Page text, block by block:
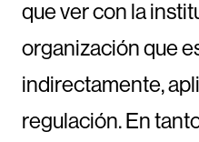
que ver con la
organización que
indirectamente,
regulación. En